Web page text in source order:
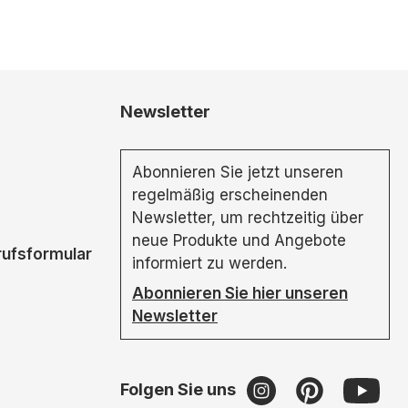
Newsletter
Abonnieren Sie jetzt unseren
regelmäßig erscheinenden
Newsletter, um rechtzeitig über
neue Produkte und Angebote
informiert zu werden.
Abonnieren Sie hier unseren
Newsletter
Folgen Sie uns